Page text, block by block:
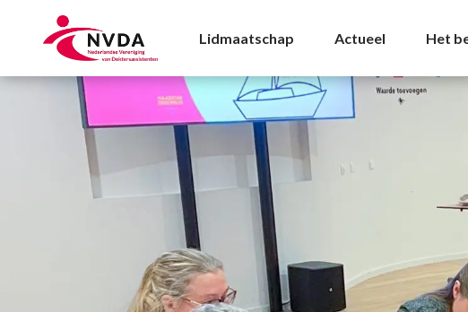
Ziekenhuizen Archives -
Lidmaatschap Actueel Het